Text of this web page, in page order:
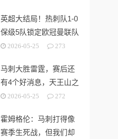
英超大结局！热刺队1-0
保级5队锁定欧冠曼联队
第3切尔西无缘欧战
2026-05-25 273
马刺大胜雷霆，赛后还
有4个好消息，天王山之
战奥利尼克要来了
2026-05-25 272
霍姆格伦：马刺打得像
赛季生死战，但我们却